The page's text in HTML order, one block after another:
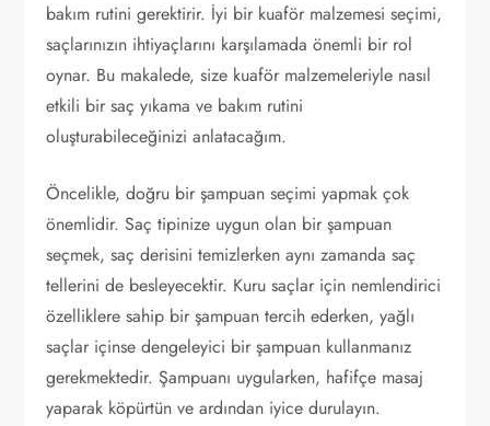
bakım rutini gerektirir. İyi bir kuaför malzemesi seçimi,
saçlarınızın ihtiyaçlarını karşılamada önemli bir rol
oynar. Bu makalede, size kuaför malzemeleriyle nasıl
etkili bir saç yıkama ve bakım rutini
oluşturabileceğinizi anlatacağım.
Öncelikle, doğru bir şampuan seçimi yapmak çok
önemlidir. Saç tipinize uygun olan bir şampuan
seçmek, saç derisini temizlerken aynı zamanda saç
tellerini de besleyecektir. Kuru saçlar için nemlendirici
özelliklere sahip bir şampuan tercih ederken, yağlı
saçlar içinse dengeleyici bir şampuan kullanmanız
gerekmektedir. Şampuanı uygularken, hafifçe masaj
yaparak köpürtün ve ardından iyice durulayın.